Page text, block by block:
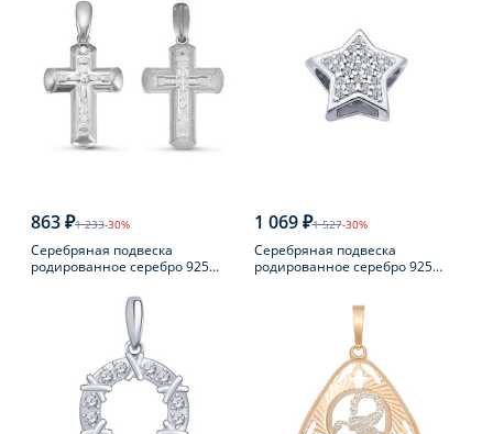
863 ₽1 233-30%
Серебряная подвеска
родированное серебро 925
1 069 ₽1 527-30%
Серебряная подвеска
родированное серебро 925